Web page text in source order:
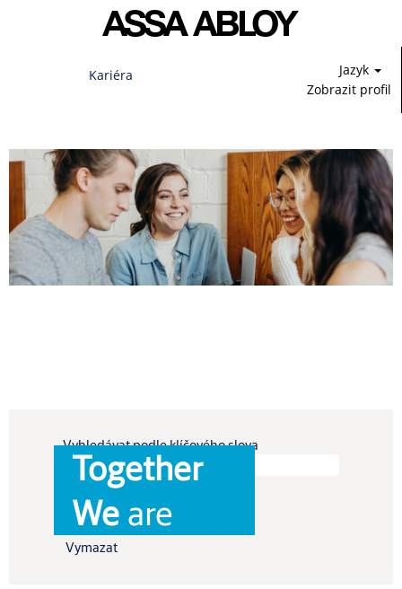
Kariéra
Jazyk
Zobrazit profil
a
mladí
odborníci
Together
We are
Vyhledávat podle klíčového slova
Zobrazit více možností
Vymazat